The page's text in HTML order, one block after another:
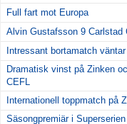
Full fart mot Europa
Alvin Gustafsson 9 Carlstad
Intressant bortamatch
Dramatisk vinst på Zinken
CEFL
Internationell toppmatch på
Säsongpremiär i